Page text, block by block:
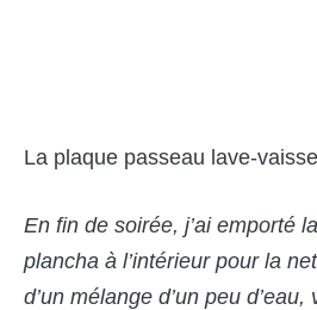
La plaque passeau lave-
En fin de soirée, j’ai emporté
plancha à l’intérieur pour la
d’un mélange d’un peu d’eau,